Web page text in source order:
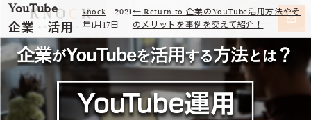
YouTube
企業 活用
knock |2021
年1月17日
← Return to 企業のYouTube活用方法やそ
のメリットを事例を交えて紹介！